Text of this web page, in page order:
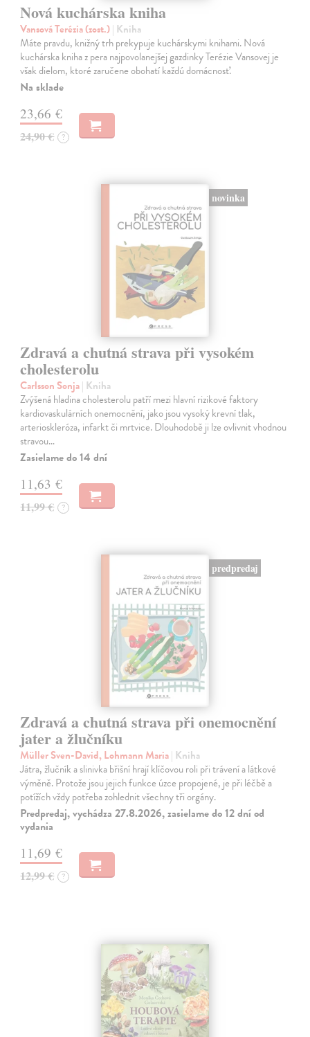
Nová kuchárska kniha
Vansová Terézia (zost.)| Kniha
Máte pravdu, knižný trh prekypuje kuchárskymi knihami. Nová
kuchárska kniha z pera najpovolanejšej gazdinky Terézie Vansovej je
však dielom, ktoré zaručene obohatí každú domácnosť.
Na sklade
23,66 €
24,90 € ?
novinka
Zdravá a chutná strava při vysokém
cholesterolu
Carlsson Sonja| Kniha
Zvýšená hladina cholesterolu patří mezi hlavní rizikové faktory
kardiovaskulárních onemocnění, jako jsou vysoký krevní tlak,
arterioskleróza, infarkt či mrtvice. Dlouhodobě ji lze ovlivnit vhodnou
stravou…
Zasielame do 14 dní
11,63 €
11,99 € ?
predpredaj
Zdravá a chutná strava při onemocnění
jater a žlučníku
Müller Sven-David, Lohmann Maria| Kniha
Játra, žlučník a slinivka břišní hrají klíčovou roli při trávení a látkové
výměně. Protože jsou jejich funkce úzce propojené, je při léčbě a
potížích vždy potřeba zohlednit všechny tři orgány.
Predpredaj, vychádza 27.8.2026, zasielame do 12 dní od
vydania
11,69 €
12,99 € ?